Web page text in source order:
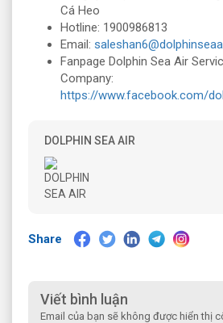
Cá Heo
Hotline: 1900986813
Email:
Fanpage Dolphin Sea Air
Company:
https://www.facebook.com/
DOLPHIN SEA AIR
Share
Viết bình luận
Email của bạn sẽ không được hiển thị